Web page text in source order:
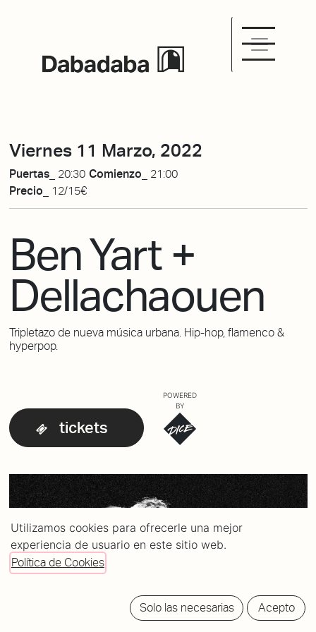
Viernes 11 Marzo, 2022
Puertas_ 20:30 Comienzo_ 21:00
Precio_
12/15€
Ben Yart +
Dellachaouen
Tripletazo de nueva música urbana. Hip-hop, flamenco &
hyperpop.
tickets
POWERED
BY
Utilizamos cookies para ofrecerle una mejor
experiencia de usuario en este sitio web.
Política de Cookies
Solo las necesarias Acepto